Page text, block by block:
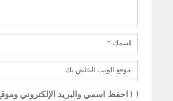
احفظ اسمي والبريد الإلكتروني